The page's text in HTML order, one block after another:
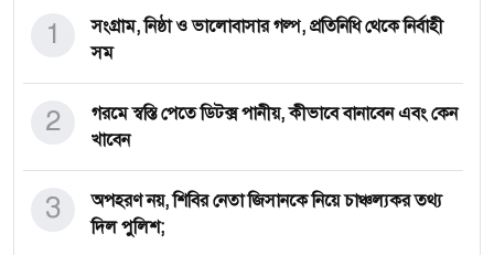
সংগ্রাম, নিষ্ঠা ও ভালোবাসার গল্প, প্রতিনিধি থেকে নির্বাহী
সম
1
গরমে স্বস্তি পেতে ডিটক্স পানীয়, কীভাবে বানাবেন এবং কেন
খাবেন
2
অপহরণ নয়, শিবির নেতা জিসানকে নিয়ে চাঞ্চল্যকর তথ্য
দিল পুলিশ;
3